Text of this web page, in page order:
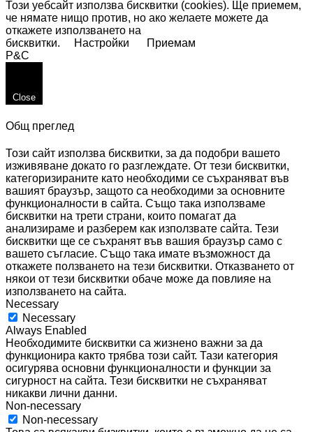
Този уебсайт използва бисквитки (cookies). Ще приемем,
че нямате нищо против, но ако желаете можете да
откажете използването на
бисквитки.
Настройки
Приемам
P&C
Close
Общ преглед
Този сайт използва бисквитки, за да подобри вашето
изживяване докато го разглеждате. От тези бисквитки,
категоризираните като необходими се съхраняват във
вашият браузър, защото са необходими за основните
функционалности в сайта. Също така използваме
бисквитки на трети страни, които помагат да
анализираме и разберем как използвате сайта. Тези
бисквитки ще се съхранят във вашия браузър само с
вашето съгласие. Също така имате възможност да
откажете ползването на тези бисквитки. Отказването от
някои от тези бисквитки обаче може да повлияе на
използването на сайта.
Necessary
Necessary
Always Enabled
Необходимите бисквитки са жизнено важни за да
функционира както трябва този сайт. Тази категория
осигурява основни функционалности и функции за
сигурност на сайта. Тези бисквитки не съхраняват
никакви лични данни.
Non-necessary
Non-necessary